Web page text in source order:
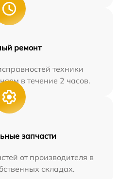
ремонт
техники
в течение 2 часов.
запчасти
от производителя в
складах.